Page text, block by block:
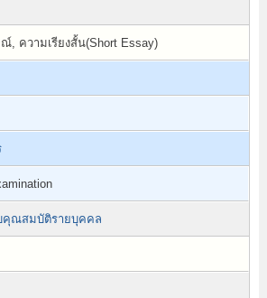
, ความเรียงสั้น(Short Essay)
คุณสมบัติรายบุคคล